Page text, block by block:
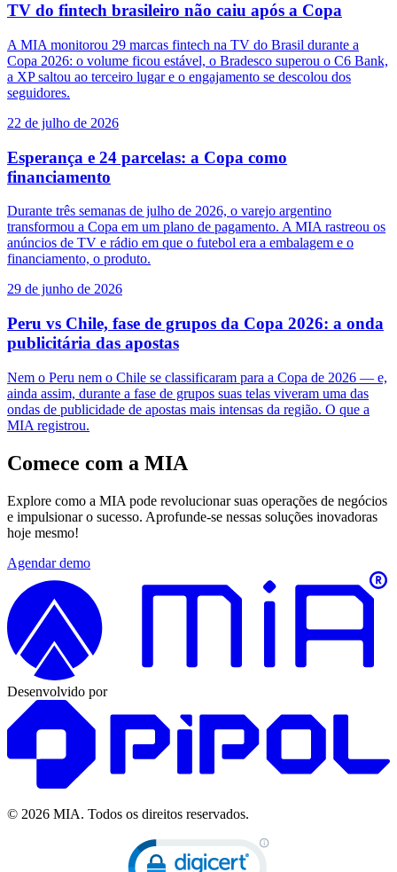
TV do fintech brasileiro não caiu após a Copa
A MIA monitorou 29 marcas fintech na TV do Brasil durante a
Copa 2026: o volume ficou estável, o Bradesco superou o C6 Bank,
a XP saltou ao terceiro lugar e o engajamento se descolou dos
seguidores.
22 de julho de 2026
Esperança e 24 parcelas: a Copa como
financiamento
Durante três semanas de julho de 2026, o varejo argentino
transformou a Copa em um plano de pagamento. A MIA rastreou os
anúncios de TV e rádio em que o futebol era a embalagem e o
financiamento, o produto.
29 de junho de 2026
Peru vs Chile, fase de grupos da Copa 2026: a onda
publicitária das apostas
Nem o Peru nem o Chile se classificaram para a Copa de 2026 — e,
ainda assim, durante a fase de grupos suas telas viveram uma das
ondas de publicidade de apostas mais intensas da região. O que a
MIA registrou.
Comece com a MIA
Explore como a MIA pode revolucionar suas operações de negócios
e impulsionar o sucesso. Aprofunde-se nessas soluções inovadoras
hoje mesmo!
Agendar demo
Desenvolvido por
© 2026 MIA. Todos os direitos reservados.